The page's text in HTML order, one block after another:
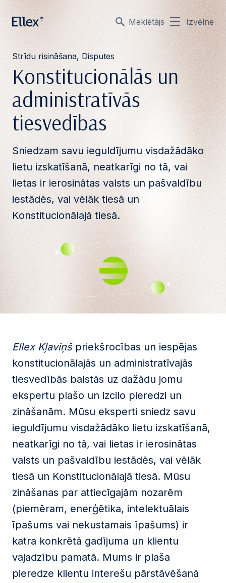
Meklētājs Izvēlne
Strīdu risināšana, Disputes
Konstitucionālās un
administratīvās
tiesvedības
Sniedzam savu ieguldījumu visdažādāko
lietu izskatīšanā, neatkarīgi no tā, vai
lietas ir ierosinātas valsts un pašvaldību
iestādēs, vai vēlāk tiesā un
Konstitucionālajā tiesā.
Ellex Kļaviņšpriekšrocības un iespējas
konstitucionālajās un administratīvajās
tiesvedībās balstās uz dažādu jomu
ekspertu plašo un izcilo pieredzi un
zināšanām. Mūsu eksperti sniedz savu
ieguldījumu visdažādāko lietu izskatīšanā,
neatkarīgi no tā, vai lietas ir ierosinātas
valsts un pašvaldību iestādēs, vai vēlāk
tiesā un Konstitucionālajā tiesā. Mūsu
zināšanas par attiecīgajām nozarēm
(piemēram, enerģētika, intelektuālais
īpašums vai nekustamais īpašums) ir
katra konkrētā gadījuma un klientu
vajadzību pamatā. Mums ir plaša
pieredze klientu interešu pārstāvēšanā